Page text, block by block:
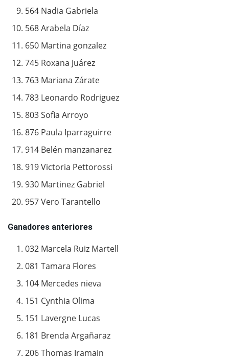
564 Nadia Gabriela
568 Arabela Díaz
650 Martina gonzalez
745 Roxana Juárez
763 Mariana Zárate
783 Leonardo Rodriguez
803 Sofia Arroyo
876 Paula Iparraguirre
914 Belén manzanarez
919 Victoria Pettorossi
930 Martinez Gabriel
957 Vero Tarantello
Ganadores anteriores
032 Marcela Ruiz Martell
081 Tamara Flores
104 Mercedes nieva
151 Cynthia Olima
151 Lavergne Lucas
181 Brenda Argañaraz
206 Thomas Iramain